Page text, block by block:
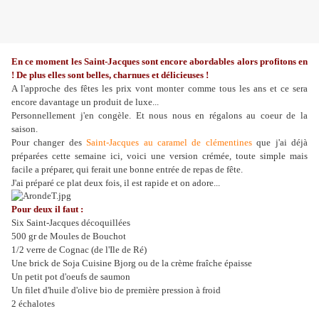
En ce moment les Saint-Jacques sont encore abordables alors profitons en
! De plus elles sont belles, charnues et délicieuses !
A l'approche des fêtes les prix vont monter comme tous les ans et ce sera
encore davantage un produit de luxe...
Personnellement j'en congèle. Et nous nous en régalons au coeur de la
saison.
Pour changer desSaint-Jacques au caramel de clémentinesque j'ai déjà
préparées cette semaine ici, voici une version crémée, toute simple mais
facile a préparer, qui ferait une bonne entrée de repas de fête.
J'ai préparé ce plat deux fois, il est rapide et on adore...
Pour deux il faut :
Six Saint-Jacques décoquillées
500 gr de Moules de Bouchot
1/2 verre de Cognac (de l'Ile de Ré)
Une brick de Soja Cuisine Bjorg ou de la crème fraîche épaisse
Un petit pot d'oeufs de saumon
Un filet d'huile d'olive bio de première pression à froid
2 échalotes